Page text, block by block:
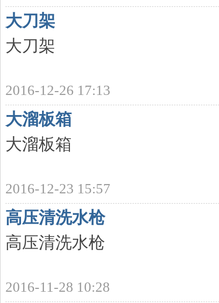
大刀架
大刀架
2016-12-26 17:13
大溜板箱
大溜板箱
2016-12-23 15:57
高压清洗水枪
高压清洗水枪
2016-11-28 10:28